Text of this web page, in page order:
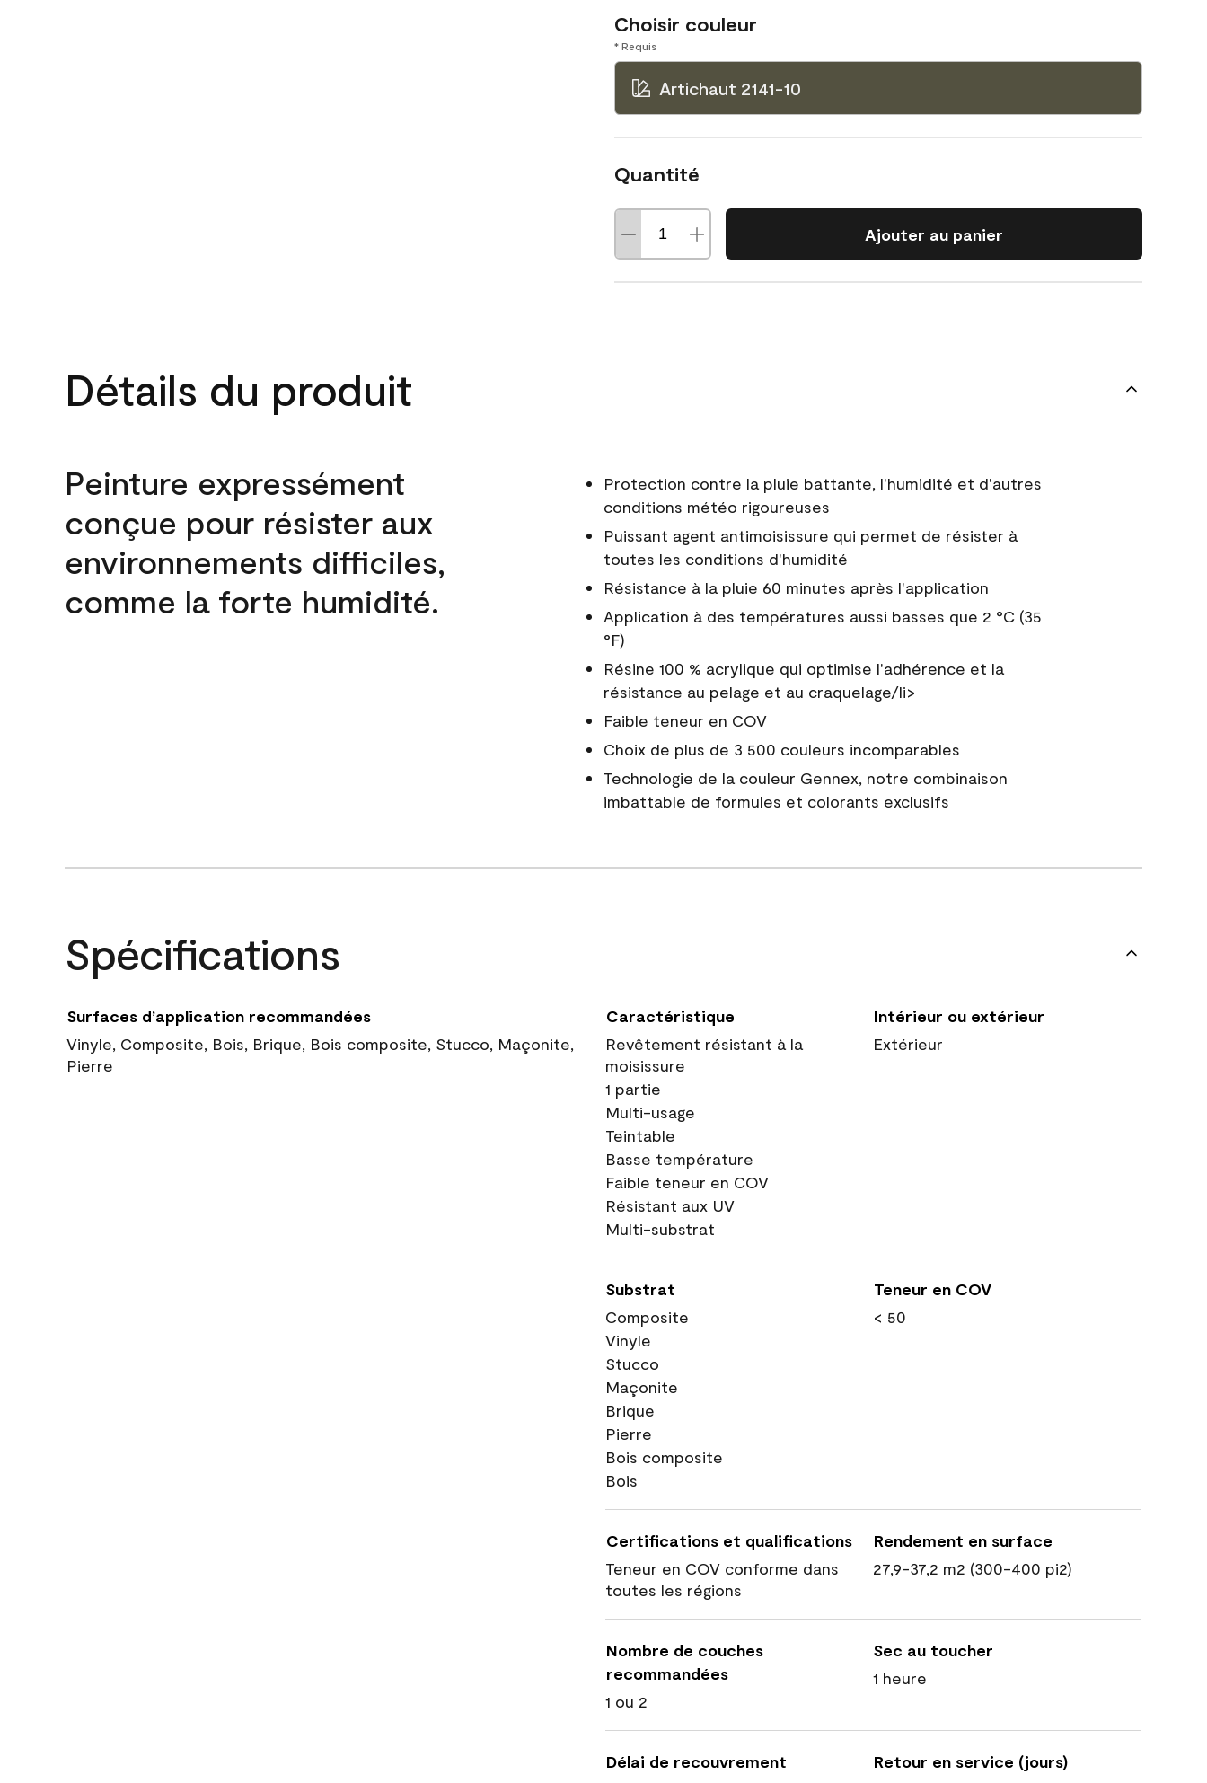
Choisir couleur
* Requis
Artichaut 2141-10
Quantité
Ajouter au panier
Détails du produit
Peinture expressément
conçue pour résister aux
environnements difficiles,
comme la forte humidité.
Protection contre la pluie battante, l'humidité et d'autres
conditions météo rigoureuses
Puissant agent antimoisissure qui permet de résister à
toutes les conditions d'humidité
Résistance à la pluie 60 minutes après l'application
Application à des températures aussi basses que 2 °C (35
°F)
Résine 100 % acrylique qui optimise l'adhérence et la
résistance au pelage et au craquelage/li>
Faible teneur en COV
Choix de plus de 3 500 couleurs incomparables
Technologie de la couleur Gennex, notre combinaison
imbattable de formules et colorants exclusifs
Spécifications
Surfaces d’application recommandées
Vinyle, Composite, Bois, Brique, Bois composite, Stucco, Maçonite,
Pierre
Caractéristique
Revêtement résistant à la
moisissure
1 partie
Multi-usage
Teintable
Basse température
Faible teneur en COV
Résistant aux UV
Multi-substrat
Intérieur ou extérieur
Extérieur
Substrat
Composite
Vinyle
Stucco
Maçonite
Brique
Pierre
Bois composite
Bois
Teneur en COV
< 50
Certifications et qualifications
Teneur en COV conforme dans
toutes les régions
Rendement en surface
27,9-37,2 m2 (300-400 pi2)
Nombre de couches
recommandées
1 ou 2
Sec au toucher
1 heure
Délai de recouvrement
Retour en service (jours)